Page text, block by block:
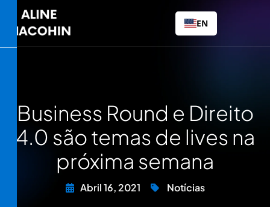
EN
Business Round e Direito
4.0 são temas de lives na
próxima semana
Abril 16, 2021 Notícias